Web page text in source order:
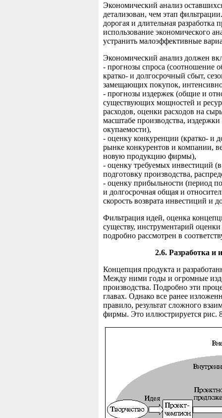
Экономический анализ
детализован, чем этап
дорогая и длительная
использование экономического
устранить малоэффективные
Экономический анализ должен
- прогнозы спроса (соотношение
кратко- и долгосрочный сбыт,
замещающих покупок,
- прогнозы издержек (общие и
существующих мощностей и
расходов, оценки расходов на
масштабе производства,
окупаемости),
- оценку конкуренции (кратко- и
рынке конкурентов и компании,
новую продукцию фирмы),
- оценку требуемых инвестиций
подготовку производства,
- оценку прибыльности (период
и долгосрочная общая и
скорость возврата инвестиций и
Фильтрация идей, оценка
существу, инструментарий
подробно рассмотрен в
2.6. Разработка и
Концепция продукта и
Между ними годы и огромные
производства. Подробно эти
главах. Однако все ранее
правило, результат сложного
фирмы. Это иллюстрируется рис.